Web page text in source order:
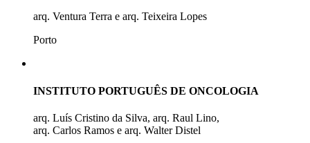
arq. Ventura Terra e arq. Teixeira Lopes
Porto
INSTITUTO PORTUGUÊS DE ONCOLOGIA
arq. Luís Cristino da Silva, arq. Raul Lino,
arq. Carlos Ramos e arq. Walter Distel